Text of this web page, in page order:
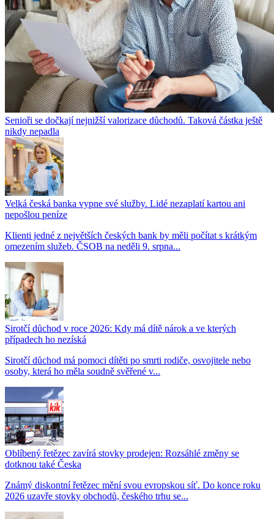
Senioři se dočkají nejnižší valorizace důchodů. Taková částka ještě
nikdy nepadla
Velká česká banka vypne své služby. Lidé nezaplatí kartou ani
nepošlou peníze
Klienti jedné z největších českých bank by měli počítat s krátkým
omezením služeb. ČSOB na neděli 9. srpna...
Sirotčí důchod v roce 2026: Kdy má dítě nárok a ve kterých
případech ho nezíská
Sirotčí důchod má pomoci dítěti po smrti rodiče, osvojitele nebo
osoby, která ho měla soudně svěřené v...
Oblíbený řetězec zavírá stovky prodejen: Rozsáhlé změny se
dotknou také Česka
Známý diskontní řetězec mění svou evropskou síť. Do konce roku
2026 uzavře stovky obchodů, českého trhu se...